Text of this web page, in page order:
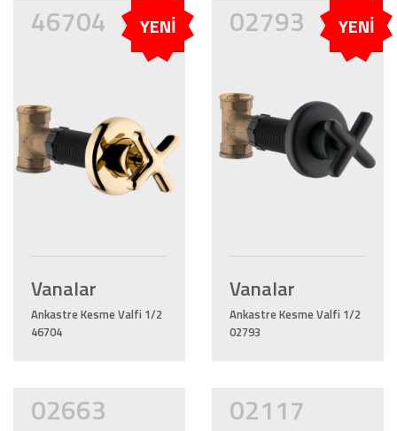
46704 YENİ
Vanalar
Ankastre Kesme Valfi 1/2
46704
02793 YENİ
Vanalar
Ankastre Kesme Valfi 1/2
02793
02663 02117